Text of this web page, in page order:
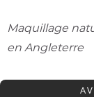
Maquillage
en Angleterre